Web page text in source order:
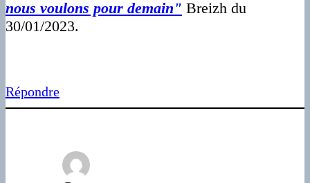
nous voulons pour demain" Breizh du
30/01/2023.
Répondre